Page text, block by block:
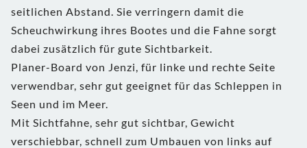
seitlichen Abstand. Sie verringern damit die
Scheuchwirkung ihres Bootes und die Fahne sorgt
dabei zusätzlich für gute Sichtbarkeit.
Planer-Board von Jenzi, für linke und rechte Seite
verwendbar, sehr gut geeignet für das Schleppen in
Seen und im Meer.
Mit Sichtfahne, sehr gut sichtbar, Gewicht
verschiebbar, schnell zum Umbauen von links auf